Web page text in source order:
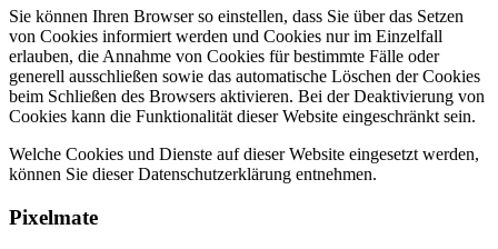
Sie können Ihren Browser so einstellen, dass Sie über das Setzen
von Cookies informiert werden und Cookies nur im Einzelfall
erlauben, die Annahme von Cookies für bestimmte Fälle oder
generell ausschließen sowie das automatische Löschen der Cookies
beim Schließen des Browsers aktivieren. Bei der Deaktivierung von
Cookies kann die Funktionalität dieser Website eingeschränkt sein.
Welche Cookies und Dienste auf dieser Website eingesetzt werden,
können Sie dieser Datenschutzerklärung entnehmen.
Pixelmate